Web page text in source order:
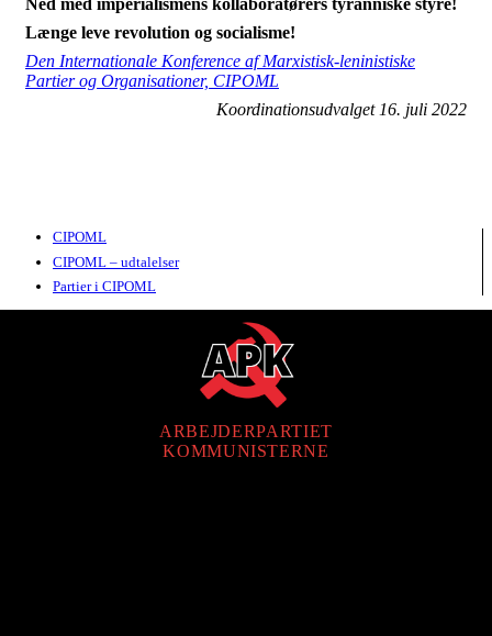
Længe leve revolution og socialisme!
Den Internationale Konference af Marxistisk-leninistiske
Partier og Organisationer, CIPOML
Koordinationsudvalget 16. juli 2022
CIPOML
CIPOML – udtalelser
Partier i CIPOML
ARBEJDERPARTIET
KOMMUNISTERNE